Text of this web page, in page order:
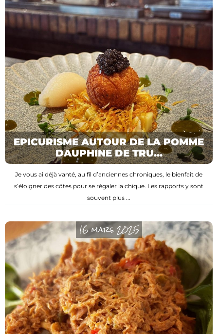
EPICURISME AUTOUR DE LA POMME
DAUPHINE DE TRU...
Je vous ai déjà vanté, au fil d’anciennes chroniques, le bienfait de
s’éloigner des côtes pour se régaler la chique. Les rapports y sont
souvent plus ...
16 mars 2025